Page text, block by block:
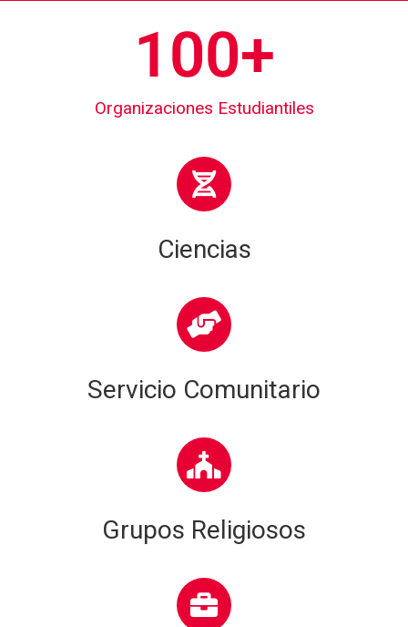
Organizaciones Estudiantiles
100+
Ciencias
Servicio Comunitario
Grupos Religiosos